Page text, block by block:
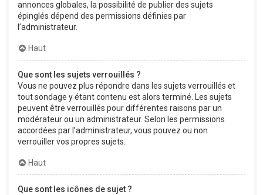
annonces globales, la possibilité de publier des sujets
épinglés dépend des permissions définies par
l’administrateur.
Haut
Que sont les sujets verrouillés ?
Vous ne pouvez plus répondre dans les sujets verrouillés et
tout sondage y étant contenu est alors terminé. Les sujets
peuvent être verrouillés pour différentes raisons par un
modérateur ou un administrateur. Selon les permissions
accordées par l’administrateur, vous pouvez ou non
verrouiller vos propres sujets.
Haut
Que sont les icônes de sujet ?